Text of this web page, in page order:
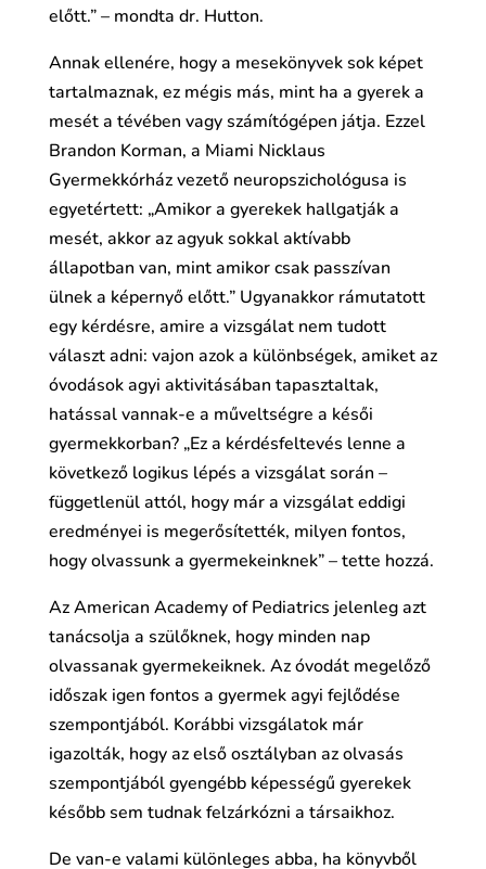
előtt.” – mondta dr. Hutton.
Annak ellenére, hogy a mesekönyvek sok képet
tartalmaznak, ez mégis más, mint ha a gyerek a
mesét a tévében vagy számítógépen játja. Ezzel
Brandon Korman, a Miami Nicklaus
Gyermekkórház vezető neuropszichológusa is
egyetértett: „Amikor a gyerekek hallgatják a
mesét, akkor az agyuk sokkal aktívabb
állapotban van, mint amikor csak passzívan
ülnek a képernyő előtt.” Ugyanakkor rámutatott
egy kérdésre, amire a vizsgálat nem tudott
választ adni: vajon azok a különbségek, amiket az
óvodások agyi aktivitásában tapasztaltak,
hatással vannak-e a műveltségre a késői
gyermekkorban? „Ez a kérdésfeltevés lenne a
következő logikus lépés a vizsgálat során –
függetlenül attól, hogy már a vizsgálat eddigi
eredményei is megerősítették, milyen fontos,
hogy olvassunk a gyermekeinknek” – tette hozzá.
Az American Academy of Pediatrics jelenleg azt
tanácsolja a szülőknek, hogy minden nap
olvassanak gyermekeiknek. Az óvodát megelőző
időszak igen fontos a gyermek agyi fejlődése
szempontjából. Korábbi vizsgálatok már
igazolták, hogy az első osztályban az olvasás
szempontjából gyengébb képességű gyerekek
később sem tudnak felzárkózni a társaikhoz.
De van-e valami különleges abba, ha könyvből